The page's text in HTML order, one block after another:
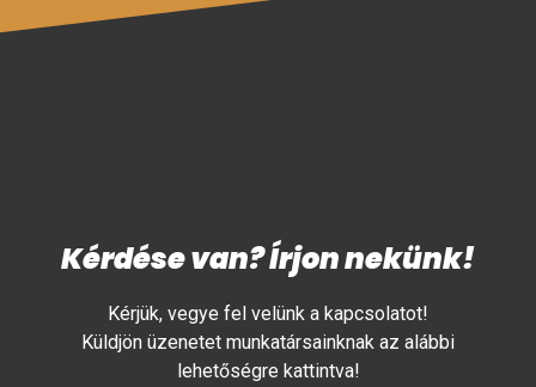
Kérdése van? Írjon nekünk!
Kérjük, vegye fel velünk a kapcsolatot!
Küldjön üzenetet munkatársainknak az alábbi
lehetőségre kattintva!